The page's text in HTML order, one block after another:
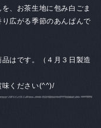
、お茶生地に包み白ごま
広がる季節のあんぱんで
はです。（４月３日製造
味ください(^^)/